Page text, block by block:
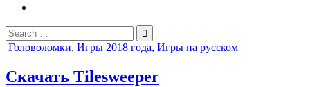
Search
for:
Posted
Головоломки, Игры 2018 года, Игры на русском
Скачать Tilesweeper